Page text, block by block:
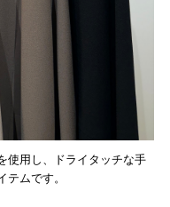
使用し、ドライタッチな手
ムです。